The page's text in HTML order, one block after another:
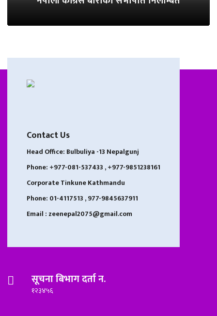
Contact Us
Head Office: Bulbuliya -13 Nepalgunj
Phone: +977-081-537433 , +977-9851238161
Corporate Tinkune Kathmandu
Phone: 01-4117513 , 977-9845637911
Email : zeenepal2075@gmail.com
सूचना बिभाग दर्ता न.
१२३४५६